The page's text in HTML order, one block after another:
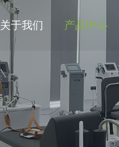
关于我们 产品中心